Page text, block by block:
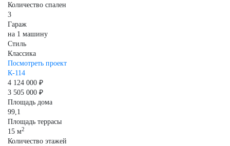
Количество спален
3
Гараж
на 1 машину
Стиль
Классика
Посмотреть проект
К-114
4 124 000 ₽
3 505 000 ₽
Площадь дома
99,1
Площадь террасы
15 м2
Количество этажей